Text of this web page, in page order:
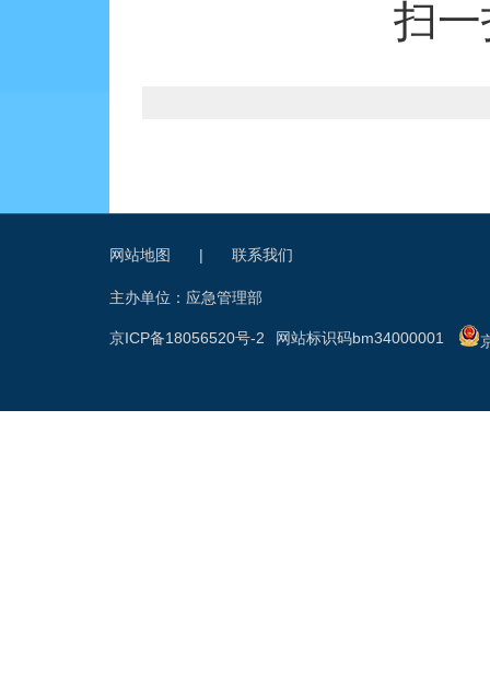
扫
网站地图 | 联系我们
主办单位：应急管理部
网站标识码bm34000001
京ICP备18056520号-2